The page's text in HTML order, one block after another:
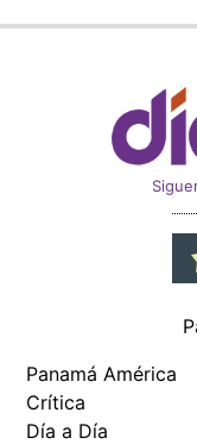
Panamá América
Crítica
Día a Día